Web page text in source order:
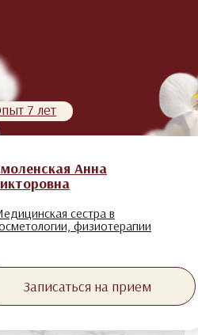
Анна
сестра в
физиотерапии
7 лет
Записаться на прием